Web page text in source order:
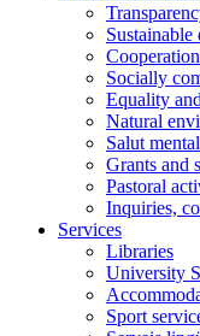
Sustainable
Socially
Equality
Natural
Salut
Grants and
Pastoral
Inquiries,
Services
Libraries
University
Sport